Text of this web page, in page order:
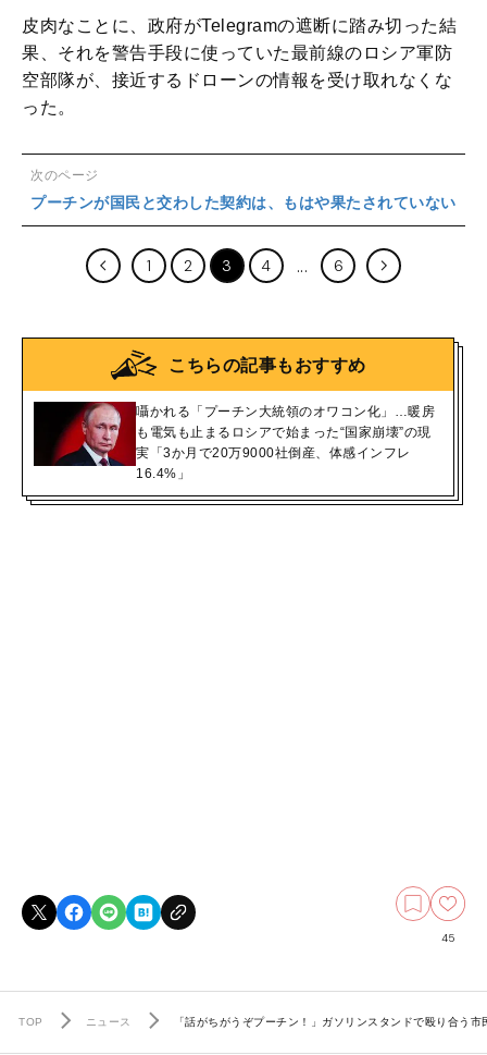
皮肉なことに、政府がTelegramの遮断に踏み切った結
果、それを警告手段に使っていた最前線のロシア軍防
空部隊が、接近するドローンの情報を受け取れなくな
った。
次のページ
プーチンが国民と交わした契約は、もはや果たされていない
1 2 3 4 6
こちらの記事もおすすめ
囁かれる「プーチン大統領のオワコン化」…暖房
も電気も止まるロシアで始まった“国家崩壊”の現
実「3か月で20万9000社倒産、体感インフレ
16.4%」
45
TOP ニュース 「話がちがうぞプーチン！」ガソリンスタンドで殴り合う